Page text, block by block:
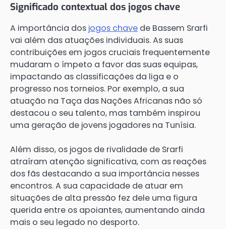
Significado contextual dos jogos chave
A importância dos jogos chave de Bassem Srarfi
vai além das atuações individuais. As suas
contribuições em jogos cruciais frequentemente
mudaram o ímpeto a favor das suas equipas,
impactando as classificações da liga e o
progresso nos torneios. Por exemplo, a sua
atuação na Taça das Nações Africanas não só
destacou o seu talento, mas também inspirou
uma geração de jovens jogadores na Tunísia.
Além disso, os jogos de rivalidade de Srarfi
atraíram atenção significativa, com as reações
dos fãs destacando a sua importância nesses
encontros. A sua capacidade de atuar em
situações de alta pressão fez dele uma figura
querida entre os apoiantes, aumentando ainda
mais o seu legado no desporto.